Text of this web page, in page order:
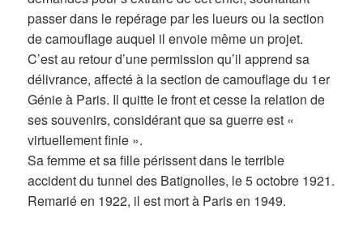
passer dans le repérage par les lueurs ou la section
de camouflage auquel il envoie même un projet.
C’est au retour d’une permission qu’il apprend sa
délivrance, affecté à la section de camouflage du 1er
Génie à Paris. Il quitte le front et cesse la relation de
ses souvenirs, considérant que sa guerre est «
virtuellement finie ».
Sa femme et sa fille périssent dans le terrible
accident du tunnel des Batignolles, le 5 octobre 1921.
Remarié en 1922, il est mort à Paris en 1949.